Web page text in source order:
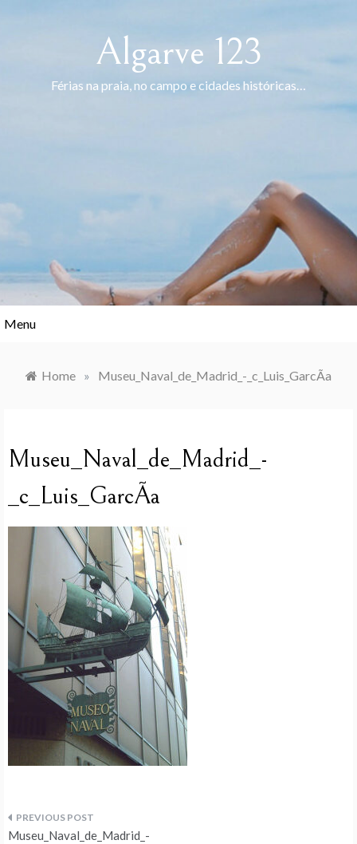
Algarve 123
Férias na praia, no campo e cidades históricas…
Menu
Home » Museu_Naval_de_Madrid_-_c_Luis_GarcÃ­a
Museu_Naval_de_Madrid_-
_c_Luis_GarcÃ­a
Navegação
Museu_Naval_de_Madrid_-